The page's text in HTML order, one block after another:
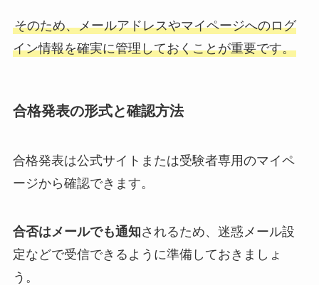
そのため、メールアドレスやマイページへのログ
イン情報を確実に管理しておくことが重要です。
合格発表の形式と確認方法
合格発表は公式サイトまたは受験者専用のマイペ
ージから確認できます。
合否はメールでも通知されるため、迷惑メール設
定などで受信できるように準備しておきましょ
う。